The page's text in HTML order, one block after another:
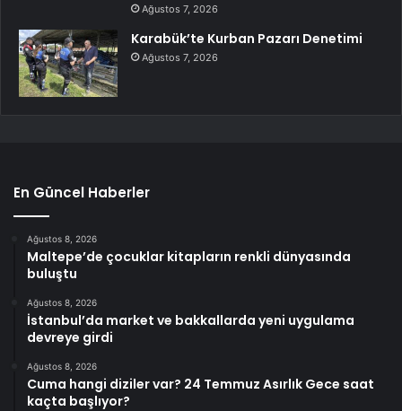
Ağustos 7, 2026
Karabük’te Kurban Pazarı Denetimi
Ağustos 7, 2026
En Güncel Haberler
Ağustos 8, 2026
Maltepe’de çocuklar kitapların renkli dünyasında
buluştu
Ağustos 8, 2026
İstanbul’da market ve bakkallarda yeni uygulama
devreye girdi
Ağustos 8, 2026
Cuma hangi diziler var? 24 Temmuz Asırlık Gece saat
kaçta başlıyor?